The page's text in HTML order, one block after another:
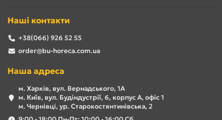
Наші контакти
+38(066) 926 52 55
order@bu-horeca.com.ua
Наша адреса
м. Харків, вул. Вернадського, 1А
м. Київ, вул. Будіндустрії, 6, корпус А, офіс 1
м. Чернівці, ур. Старокостянтинівська, 2